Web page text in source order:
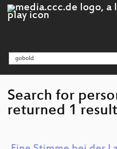
Search for
returned 1 result